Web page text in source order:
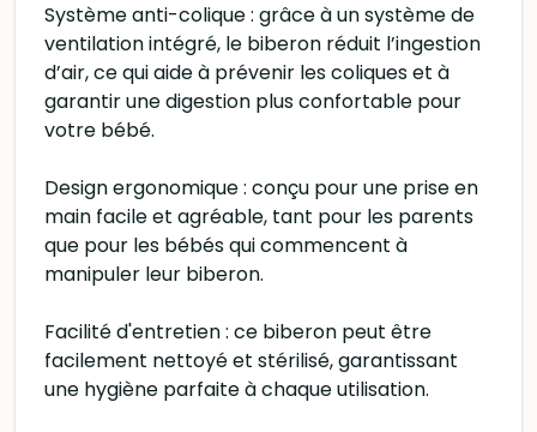
Système anti-colique : grâce à un système de
ventilation intégré, le biberon réduit l’ingestion
d’air, ce qui aide à prévenir les coliques et à
garantir une digestion plus confortable pour
votre bébé.
Design ergonomique : conçu pour une prise en
main facile et agréable, tant pour les parents
que pour les bébés qui commencent à
manipuler leur biberon.
Facilité d'entretien : ce biberon peut être
facilement nettoyé et stérilisé, garantissant
une hygiène parfaite à chaque utilisation.